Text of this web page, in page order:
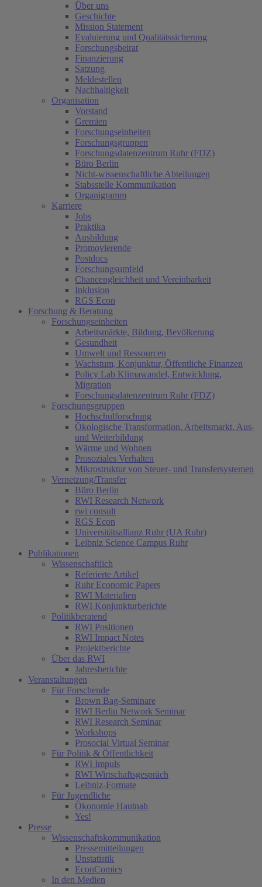
Über uns
Geschichte
Mission Statement
Evaluierung und Qualitätssicherung
Forschungsbeirat
Finanzierung
Satzung
Meldestellen
Nachhaltigkeit
Organisation
Vorstand
Gremien
Forschungseinheiten
Forschungsgruppen
Forschungsdatenzentrum Ruhr (FDZ)
Büro Berlin
Nicht-wissenschaftliche Abteilungen
Stabsstelle Kommunikation
Organigramm
Karriere
Jobs
Praktika
Ausbildung
Promovierende
Postdocs
Forschungsumfeld
Chancengleichheit und Vereinbarkeit
Inklusion
RGS Econ
Forschung & Beratung
Forschungseinheiten
Arbeitsmärkte, Bildung, Bevölkerung
Gesundheit
Umwelt und Ressourcen
Wachstum, Konjunktur, Öffentliche Finanzen
Policy Lab Klimawandel, Entwicklung,
Migration
Forschungsdatenzentrum Ruhr (FDZ)
Forschungsgruppen
Hochschulforschung
Ökologische Transformation, Arbeitsmarkt, Aus-
und Weiterbildung
Wärme und Wohnen
Prosoziales Verhalten
Mikrostruktur von Steuer- und Transfersystemen
Vernetzung/Transfer
Büro Berlin
RWI Research Network
rwi consult
RGS Econ
Universitätsallianz Ruhr (UA Ruhr)
Leibniz Science Campus Ruhr
Publikationen
Wissenschaftlich
Referierte Artikel
Ruhr Economic Papers
RWI Materialien
RWI Konjunkturberichte
Politikberatend
RWI Positionen
RWI Impact Notes
Projektberichte
Über das RWI
Jahresberichte
Veranstaltungen
Für Forschende
Brown Bag-Seminare
RWI Berlin Network Seminar
RWI Research Seminar
Workshops
Prosocial Virtual Seminar
Für Politik & Öffentlichkeit
RWI Impuls
RWI Wirtschaftsgespräch
Leibniz-Formate
Für Jugendliche
Ökonomie Hautnah
Yes!
Presse
Wissenschaftskommunikation
Pressemitteilungen
Unstatistik
EconComics
In den Medien